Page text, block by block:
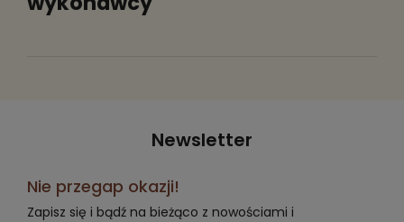
Newsletter
Nie przegap okazji!
Zapisz się i bądź na bieżąco z nowościami i